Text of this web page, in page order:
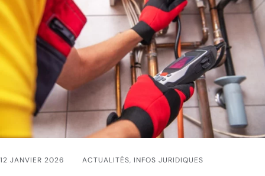
12 JANVIER 2026 ACTUALITÉS, INFOS JURIDIQUES